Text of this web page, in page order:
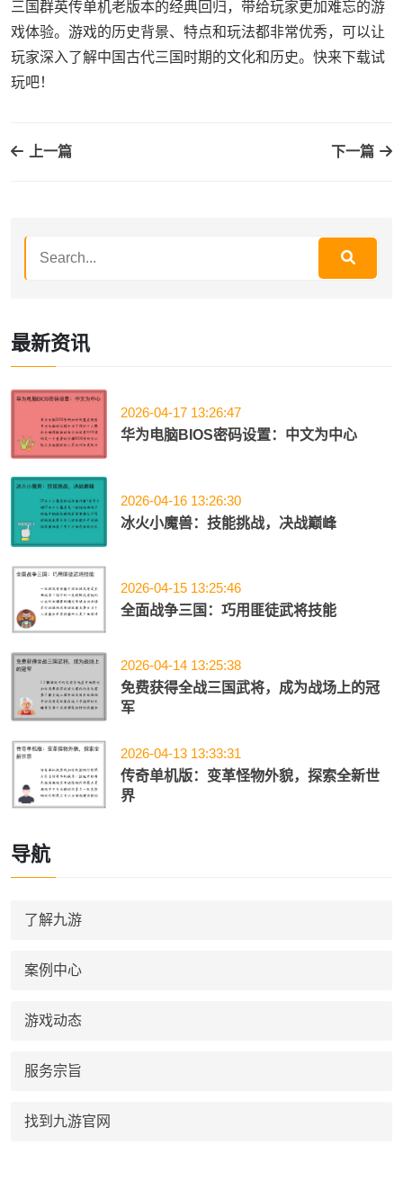
三国群英传单机老版本的经典回归，带给玩家更加难忘的游
戏体验。游戏的历史背景、特点和玩法都非常优秀，可以让
玩家深入了解中国古代三国时期的文化和历史。快来下载试
玩吧！
上一篇 下一篇
最新资讯
2026-04-17 13:26:47
华为电脑BIOS密码设置：中文为中心
2026-04-16 13:26:30
冰火小魔兽：技能挑战，决战巅峰
2026-04-15 13:25:46
全面战争三国：巧用匪徒武将技能
2026-04-14 13:25:38
免费获得全战三国武将，成为战场上的冠
军
2026-04-13 13:33:31
传奇单机版：变革怪物外貌，探索全新世
界
导航
了解九游
案例中心
游戏动态
服务宗旨
找到九游官网